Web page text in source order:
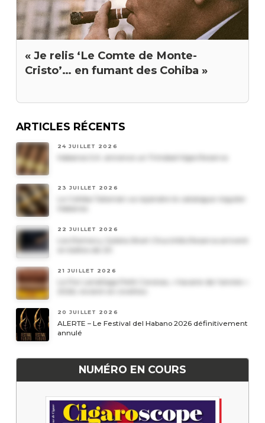
« Je relis ‘Le Comte de Monte-
Cristo’… en fumant des Cohiba »
ARTICLES RÉCENTS
24 JUILLET 2026
Habanos S.A. annonce un Trinidad Vigia Reserva
23 JUILLET 2026
Le Cohiba Talismán va rejoindre le catalogue régulier
22 JUILLET 2026
21 JUILLET 2026
Le Por Larrañaga Petit Coronas, « havane de l’année »
20 JUILLET 2026
ALERTE – Le Festival del Habano 2026 définitivement
annulé
NUMÉRO EN COURS